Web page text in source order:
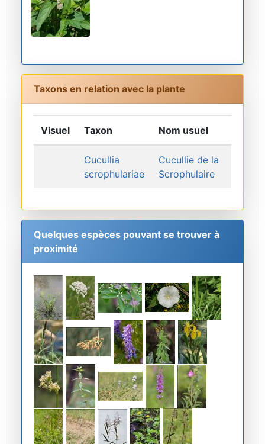
Taxons en relation avec la plante
Visuel Taxon Nom usuel
Cucullia
scrophulariae
Cucullie de la
Scrophulaire
Quelques espèces pouvant se trouver à
proximité